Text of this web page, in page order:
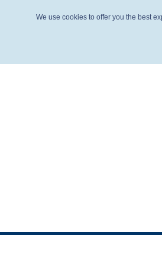
We use cookies to offer you the best